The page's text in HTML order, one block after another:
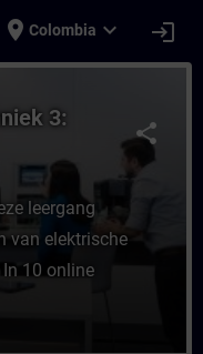
place Colombia expand_more login
Nettechniek
share
3:
leergang
van elektrische
10 online